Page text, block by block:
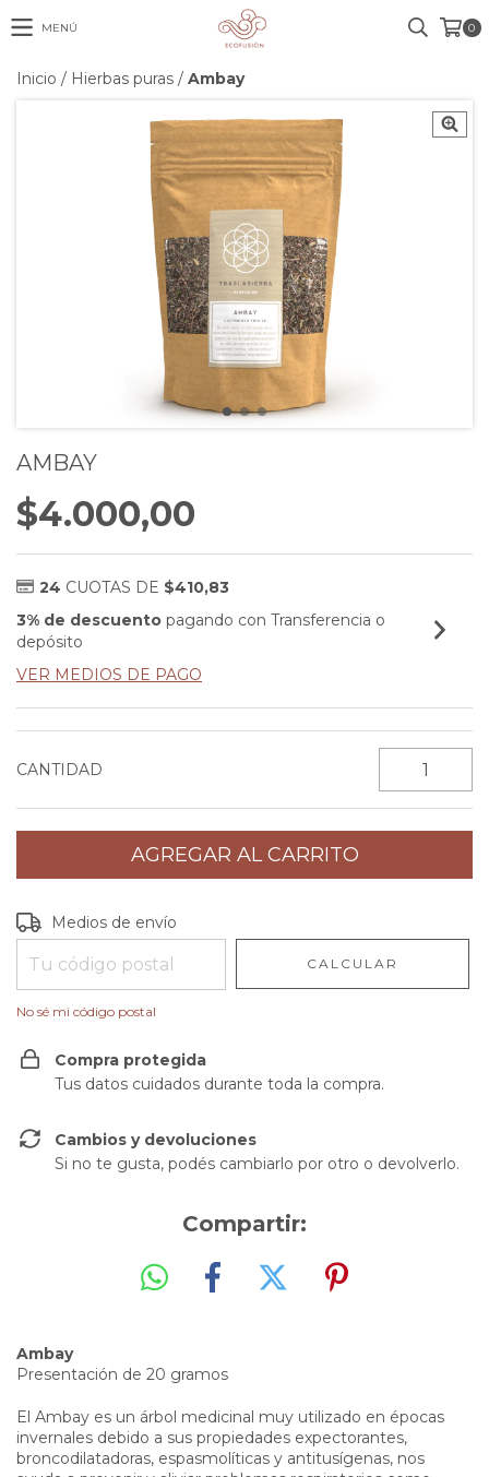
MENÚ 0
Inicio / Hierbas puras / Ambay
AMBAY
$4.000,00
24 CUOTAS DE $410,83
3% de descuento pagando con Transferencia o
depósito
VER MEDIOS DE PAGO
CANTIDAD
Entregas para el CP:
Medios de envío
CALCULAR
No sé mi código postal
Compra protegida
Tus datos cuidados durante toda la compra.
Cambios y devoluciones
Si no te gusta, podés cambiarlo por otro o devolverlo.
Compartir:
Ambay
Presentación de 20 gramos
El Ambay es un árbol medicinal muy utilizado en épocas
invernales debido a sus propiedades expectorantes,
broncodilatadoras, espasmolíticas y antitusígenas, nos